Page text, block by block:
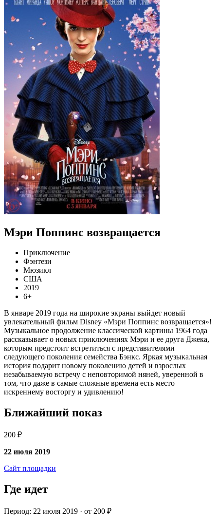
Мэри Поппинс возвращается
Приключение
Фэнтези
Мюзикл
США
2019
6+
В январе 2019 года на широкие экраны выйдет новый
увлекательный фильм Disney «Мэри Поппинс возвращается»!
Музыкальное продолжение классической картины 1964 года
рассказывает о новых приключениях Мэри и ее друга Джека,
которым предстоит встретиться с представителями
следующего поколения семейства Бэнкс. Яркая музыкальная
история подарит новому поколению детей и взрослых
незабываемую встречу с неповторимой няней, уверенной в
том, что даже в самые сложные времена есть место
искреннему восторгу и удивлению!
Ближайший показ
200 ₽
22 июля 2019
Сайт площадки
Где идет
Период: 22 июля 2019 · от 200 ₽